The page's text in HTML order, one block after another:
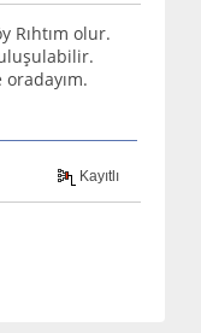
Rıhtım olur.
Kayıtlı